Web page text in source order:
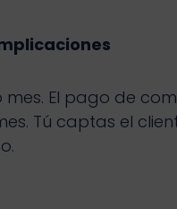
El pago de
Tú captas el